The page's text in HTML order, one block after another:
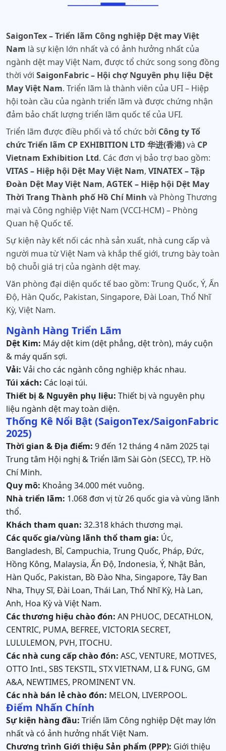
SaigonTex – Triển lãm Công nghiệp Dệt may Việt
Nam là sự kiện lớn nhất và có ảnh hưởng nhất của
ngành dệt may Việt Nam, được tổ chức song song đồng
thời với SaigonFabric – Hội chợ Nguyên phụ liệu Dệt
May Việt Nam. Triển lãm là thành viên của UFI – Hiệp
hội toàn cầu của ngành triển lãm và được chứng nhận
đảm bảo chất lượng triển lãm quốc tế của UFI.
Triển lãm được điều phối và tổ chức bởi Công ty Tổ
chức Triển lãm CP EXHIBITION LTD 华进(香港)và CP
Vietnam Exhibition Ltd. Các đơn vị bảo trợ bao gồm:
VITAS – Hiệp hội Dệt May Việt Nam, VINATEX – Tập
Đoàn Dệt May Việt Nam, AGTEK – Hiệp hội Dệt May
Thời Trang Thành phố Hồ Chí Minh và Phòng Thương
mại và Công nghiệp Việt Nam (VCCI-HCM) – Phòng
Quan hệ Quốc tế.
Sự kiện này kết nối các nhà sản xuất, nhà cung cấp và
người mua từ Việt Nam và khắp thế giới, trưng bày toàn
bộ chuỗi giá trị của ngành dệt may.
Văn phòng đại diện quốc tế bao gồm: Trung Quốc, Ý, Ấn
Độ, Hàn Quốc, Pakistan, Singapore, Đài Loan, Thổ Nhĩ
Kỳ, Việt Nam.
Ngành Hàng Triển Lãm
Dệt Kim: Máy dệt kim (dệt phẳng, dệt tròn), máy cuộn
& máy quấn sợi.
Vải: Vải cho các ngành công nghiệp khác nhau.
Túi xách: Các loại túi.
Thiết bị & Nguyên phụ liệu: Thiết bị và nguyên phụ
liệu ngành dệt may toàn diện.
Thống Kê Nổi Bật (SaigonTex/SaigonFabric
2025)
Thời gian & Địa điểm: 9 đến 12 tháng 4 năm 2025 tại
Trung tâm Hội nghị & Triển lãm Sài Gòn (SECC), TP. Hồ
Chí Minh.
Quy mô: Khoảng 34.000 mét vuông.
Nhà triển lãm: 1.068 đơn vị từ 26 quốc gia và vùng lãnh
thổ.
Khách tham quan: 32.318 khách thương mại.
Các quốc gia/vùng lãnh thổ tham gia: Úc,
Bangladesh, Bỉ, Campuchia, Trung Quốc, Pháp, Đức,
Hồng Kông, Malaysia, Ấn Độ, Indonesia, Ý, Nhật Bản,
Hàn Quốc, Pakistan, Bồ Đào Nha, Singapore, Tây Ban
Nha, Thụy Sĩ, Đài Loan, Thái Lan, Thổ Nhĩ Kỳ, Hà Lan,
Anh, Hoa Kỳ và Việt Nam.
Các thương hiệu chào đón: AN PHUOC, DECATHLON,
CENTRIC, PUMA, BEFREE, VICTORIA SECRET,
LULULEMON, PVH, ITOCHU.
Các nhà cung cấp chào đón: ASC, VENTURE, MOTIVES,
OTTO Intl., SBS TEKSTIL, STX VIETNAM, LI & FUNG, GM
A&A, NEWTIMES, PROMINENT VN.
Các nhà bán lẻ chào đón: MELON, LIVERPOOL.
Điểm Nhấn Chính
Sự kiện hàng đầu: Triển lãm Công nghiệp Dệt may lớn
nhất và có ảnh hưởng nhất Việt Nam.
Chương trình Giới thiệu Sản phẩm (PPP): Giới thiệu